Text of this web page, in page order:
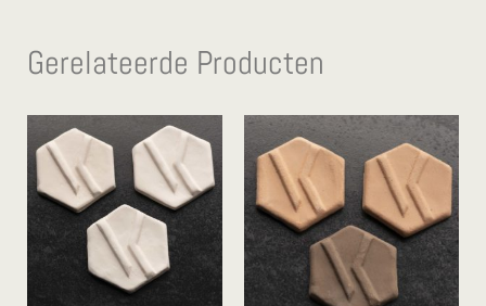
Gerelateerde Producten